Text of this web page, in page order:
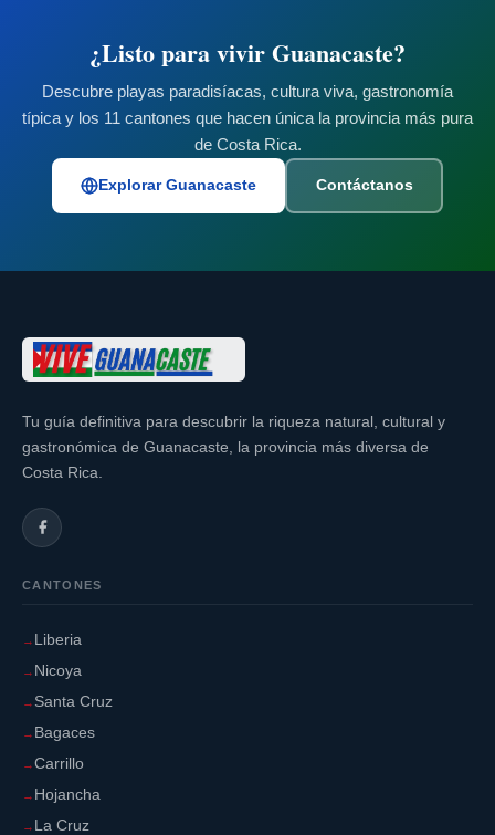
¿Listo para vivir Guanacaste?
Descubre playas paradisíacas, cultura viva, gastronomía
típica y los 11 cantones que hacen única la provincia más pura
de Costa Rica.
Explorar Guanacaste Contáctanos
Tu guía definitiva para descubrir la riqueza natural, cultural y
gastronómica de Guanacaste, la provincia más diversa de
Costa Rica.
CANTONES
Liberia
Nicoya
Santa Cruz
Bagaces
Carrillo
Hojancha
La Cruz